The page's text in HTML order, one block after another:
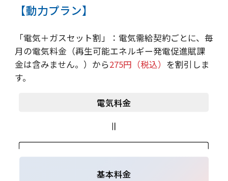
【動力プラン】
「電気＋ガスセット割」：電気需給契約ごとに、毎
月の電気料金（再生可能エネルギー発電促進賦課
金は含みません。）から275円（税込） を割引しま
す。